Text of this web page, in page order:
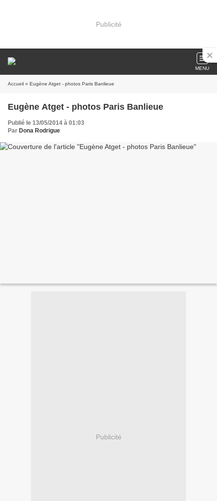
Publicité
MENU
Accueil » Eugène Atget - photos Paris Banlieue
Eugène Atget - photos Paris Banlieue
Publié le 13/05/2014 à 01:03
Par Dona Rodrigue
Publicité